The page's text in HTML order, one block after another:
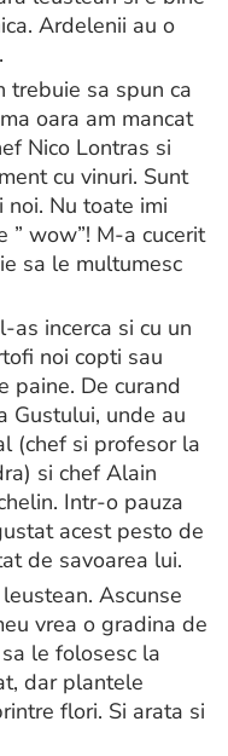
Ardelenii au o
trebuie sa spun ca
oara am mancat
Nico Lontras si
cu vinuri. Sunt
Nu toate imi
” wow”! M-a cucerit
sa le multumesc
as incerca si cu un
noi copti sau
paine. De curand
Gustului, unde au
(chef si profesor la
si chef Alain
Intr-o pauza
acest pesto de
de savoarea lui.
Ascunse
vrea o gradina de
le folosesc la
dar plantele
flori. Si arata si